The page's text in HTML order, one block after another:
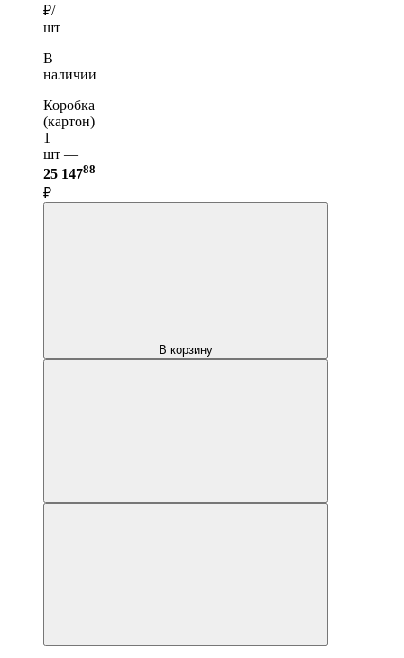
₽/
шт
В
наличии
Коробка
(картон)
1
шт —
25 14788
₽
В корзину